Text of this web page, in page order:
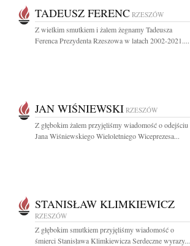
TADEUSZ FERENC RZESZÓW
Z wielkim smutkiem i żalem żegnamy Tadeusza
Ferenca Prezydenta Rzeszowa w latach 2002-2021....
JAN WIŚNIEWSKI RZESZÓW
Z głębokim żalem przyjęliśmy wiadomość o odejściu
Jana Wiśniewskiego Wieloletniego Wiceprezesa...
STANISŁAW KLIMKIEWICZ
RZESZÓW
Z głębokim smutkiem przyjęliśmy wiadomość o
śmierci Stanisława Klimkiewicza Serdeczne wyrazy...